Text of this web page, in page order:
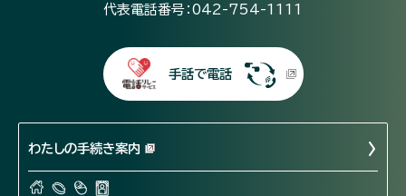
代表電話番号：042-754-1111
手話で電話
わたしの手続き案内